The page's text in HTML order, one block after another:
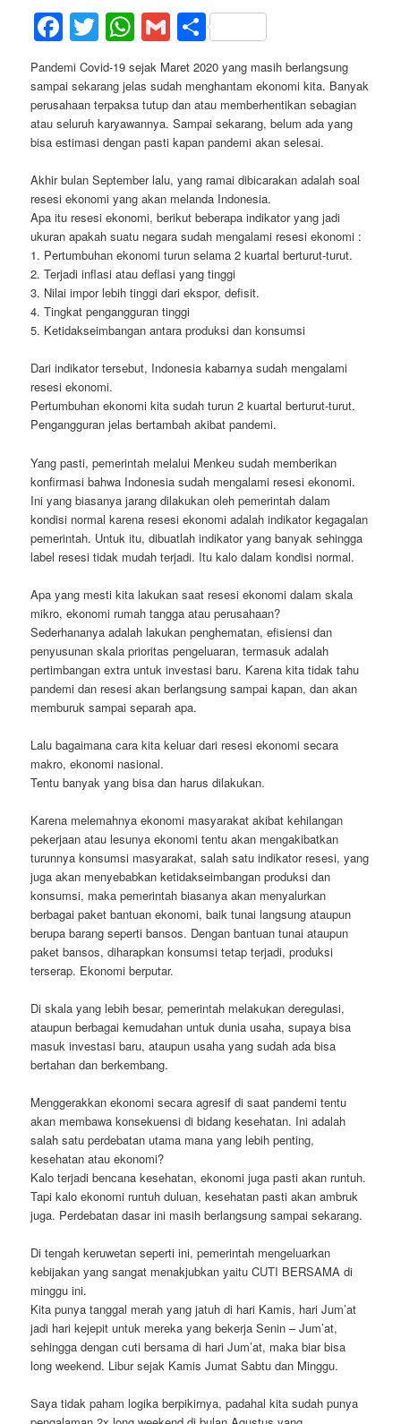
Facebook
Twitter
WhatsApp
Gmail
Share
Pandemi Covid-19 sejak Maret 2020 yang masih berlangsung
sampai sekarang jelas sudah menghantam ekonomi kita. Banyak
perusahaan terpaksa tutup dan atau memberhentikan sebagian
atau seluruh karyawannya. Sampai sekarang, belum ada yang
bisa estimasi dengan pasti kapan pandemi akan selesai.
Akhir bulan September lalu, yang ramai dibicarakan adalah soal
resesi ekonomi yang akan melanda Indonesia.
Apa itu resesi ekonomi, berikut beberapa indikator yang jadi
ukuran apakah suatu negara sudah mengalami resesi ekonomi :
1. Pertumbuhan ekonomi turun selama 2 kuartal berturut-turut.
2. Terjadi inflasi atau deflasi yang tinggi
3. Nilai impor lebih tinggi dari ekspor, defisit.
4. Tingkat pengangguran tinggi
5. Ketidakseimbangan antara produksi dan konsumsi
Dari indikator tersebut, Indonesia kabarnya sudah mengalami
resesi ekonomi.
Pertumbuhan ekonomi kita sudah turun 2 kuartal berturut-turut.
Pengangguran jelas bertambah akibat pandemi.
Yang pasti, pemerintah melalui Menkeu sudah memberikan
konfirmasi bahwa Indonesia sudah mengalami resesi ekonomi.
Ini yang biasanya jarang dilakukan oleh pemerintah dalam
kondisi normal karena resesi ekonomi adalah indikator kegagalan
pemerintah. Untuk itu, dibuatlah indikator yang banyak sehingga
label resesi tidak mudah terjadi. Itu kalo dalam kondisi normal.
Apa yang mesti kita lakukan saat resesi ekonomi dalam skala
mikro, ekonomi rumah tangga atau perusahaan?
Sederhananya adalah lakukan penghematan, efisiensi dan
penyusunan skala prioritas pengeluaran, termasuk adalah
pertimbangan extra untuk investasi baru. Karena kita tidak tahu
pandemi dan resesi akan berlangsung sampai kapan, dan akan
memburuk sampai separah apa.
Lalu bagaimana cara kita keluar dari resesi ekonomi secara
makro, ekonomi nasional.
Tentu banyak yang bisa dan harus dilakukan.
Karena melemahnya ekonomi masyarakat akibat kehilangan
pekerjaan atau lesunya ekonomi tentu akan mengakibatkan
turunnya konsumsi masyarakat, salah satu indikator resesi, yang
juga akan menyebabkan ketidakseimbangan produksi dan
konsumsi, maka pemerintah biasanya akan menyalurkan
berbagai paket bantuan ekonomi, baik tunai langsung ataupun
berupa barang seperti bansos. Dengan bantuan tunai ataupun
paket bansos, diharapkan konsumsi tetap terjadi, produksi
terserap. Ekonomi berputar.
Di skala yang lebih besar, pemerintah melakukan deregulasi,
ataupun berbagai kemudahan untuk dunia usaha, supaya bisa
masuk investasi baru, ataupun usaha yang sudah ada bisa
bertahan dan berkembang.
Menggerakkan ekonomi secara agresif di saat pandemi tentu
akan membawa konsekuensi di bidang kesehatan. Ini adalah
salah satu perdebatan utama mana yang lebih penting,
kesehatan atau ekonomi?
Kalo terjadi bencana kesehatan, ekonomi juga pasti akan runtuh.
Tapi kalo ekonomi runtuh duluan, kesehatan pasti akan ambruk
juga. Perdebatan dasar ini masih berlangsung sampai sekarang.
Di tengah keruwetan seperti ini, pemerintah mengeluarkan
kebijakan yang sangat menakjubkan yaitu CUTI BERSAMA di
minggu ini.
Kita punya tanggal merah yang jatuh di hari Kamis, hari Jum’at
jadi hari kejepit untuk mereka yang bekerja Senin – Jum’at,
sehingga dengan cuti bersama di hari Jum’at, maka biar bisa
long weekend. Libur sejak Kamis Jumat Sabtu dan Minggu.
Saya tidak paham logika berpikirnya, padahal kita sudah punya